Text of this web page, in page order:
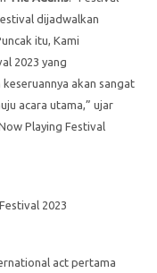
dijadwalkan
itu, Kami
2023 yang
akan sangat
acara utama,” ujar
Playing Festival
act pertama